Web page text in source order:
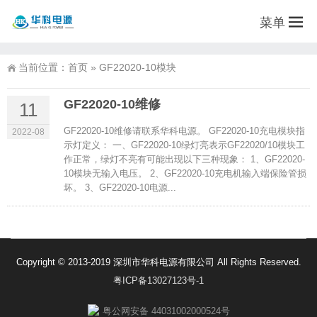
菜单
当前位置： 首页 » GF22020-10模块
11
2022-08
GF22020-10维修
GF22020-10维修请联系华科电源。 GF22020-10充电模块指
示灯定义： 一、GF22020-10绿灯亮表示GF22020/10模块工
作正常，绿灯不亮有可能出现以下三种现象： 1、GF22020-
10模块无输入电压。 2、GF22020-10充电机输入端保险管损
坏。 3、GF22020-10电源...
Copyright © 2013-2019 深圳市华科电源有限公司 All Rights Reserved.
粤ICP备13027123号-1
粤公网安备 44031002000524号